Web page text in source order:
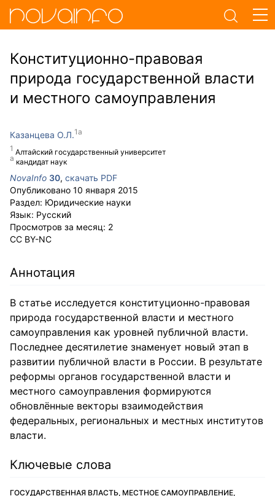
Конституционно-правовая
природа государственной власти
и местного самоуправления
Казанцева О.Л.
Алтайский государственный университет
кандидат наук
NovaInfo 30, скачать PDF
Опубликовано 10 января 2015
Раздел: Юридические науки
Язык: Русский
Просмотров за месяц: 2
CC BY-NC
Аннотация
В статье исследуется конституционно-правовая
природа государственной власти и местного
самоуправления как уровней публичной власти.
Последнее десятилетие знаменует новый этап в
развитии публичной власти в России. В результате
реформы органов государственной власти и
местного самоуправления формируются
обновлённые векторы взаимодействия
федеральных, региональных и местных институтов
власти.
Ключевые слова
ГОСУДАРСТВЕННАЯ ВЛАСТЬ, МЕСТНОЕ САМОУПРАВЛЕНИЕ,